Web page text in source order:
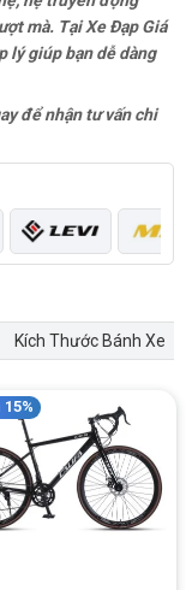
mà. Tại Xe Đạp Giá
lý giúp bạn dễ dàng
để nhận tư vấn chi
Kích Thước Bánh Xe